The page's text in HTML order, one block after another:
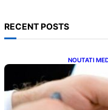
RECENT POSTS
NOUTATI
Acordul
Analiză